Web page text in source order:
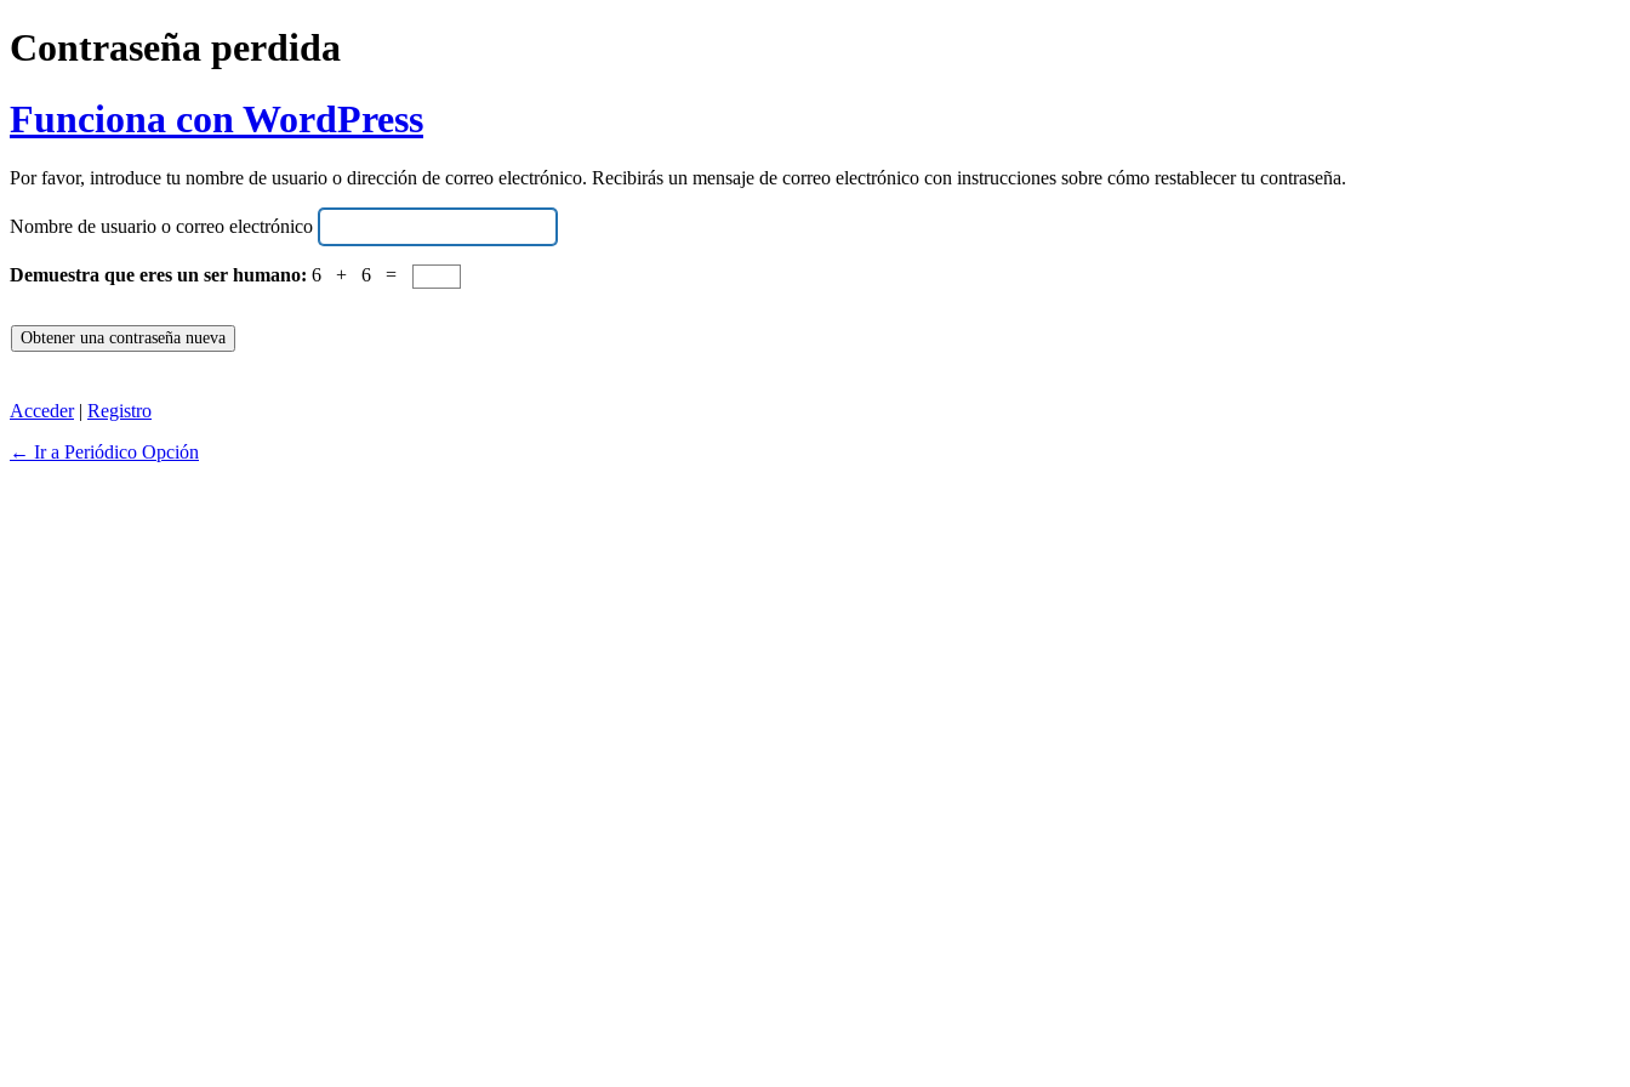
Contraseña perdida
Funciona con WordPress
Por favor, introduce tu nombre de usuario o dirección de correo electrónico. Recibirás un mensaje de correo electrónico con instrucciones sobre cómo restablecer tu contraseña.
Nombre de usuario o correo electrónico
Demuestra que eres un ser humano: 6 + 6 =
Acceder| Registro
← Ir a Periódico Opción